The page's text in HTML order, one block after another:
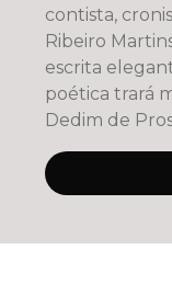
contista,
Ribeiro
escrita
poética trará
Dedim de